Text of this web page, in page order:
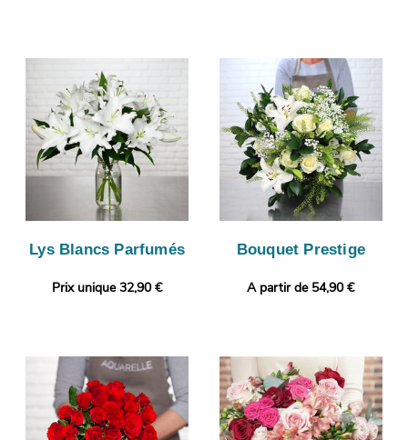
Lys Blancs Parfumés
Prix unique 32,90 €
Bouquet Prestige
A partir de 54,90 €